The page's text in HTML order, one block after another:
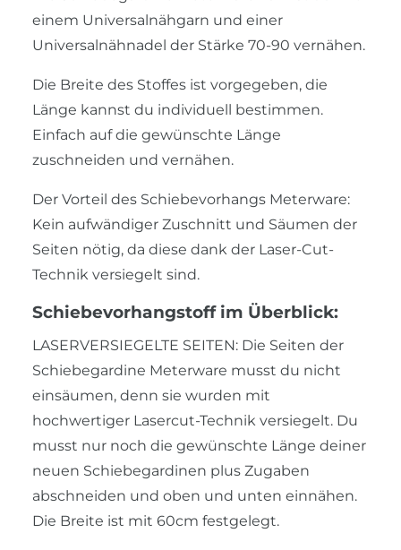
einem Universalnähgarn und einer
Universalnähnadel der Stärke 70-90 vernähen.
Die Breite des Stoffes ist vorgegeben, die
Länge kannst du individuell bestimmen.
Einfach auf die gewünschte Länge
zuschneiden und vernähen.
Der Vorteil des Schiebevorhangs Meterware:
Kein aufwändiger Zuschnitt und Säumen der
Seiten nötig, da diese dank der Laser-Cut-
Technik versiegelt sind.
Schiebevorhangstoff im Überblick:
LASERVERSIEGELTE SEITEN: Die Seiten der
Schiebegardine Meterware musst du nicht
einsäumen, denn sie wurden mit
hochwertiger Lasercut-Technik versiegelt. Du
musst nur noch die gewünschte Länge deiner
neuen Schiebegardinen plus Zugaben
abschneiden und oben und unten einnähen.
Die Breite ist mit 60cm festgelegt.